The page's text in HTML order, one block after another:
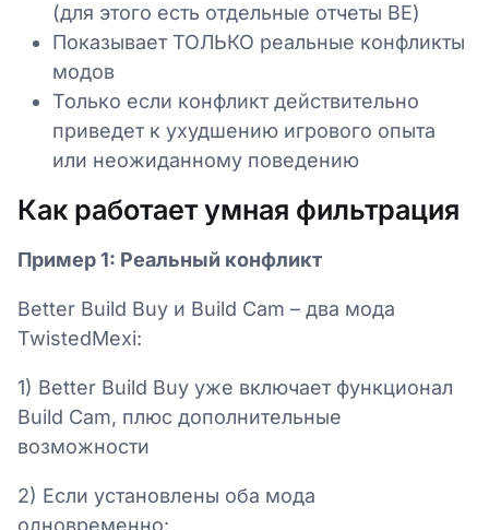
(для этого есть отдельные отчеты BE)
Показывает ТОЛЬКО реальные конфликты
модов
Только если конфликт действительно
приведет к ухудшению игрового опыта
или неожиданному поведению
Как работает умная фильтрация
Пример 1: Реальный конфликт
Better Build Buy и Build Cam – два мода
TwistedMexi:
1) Better Build Buy уже включает функционал
Build Cam, плюс дополнительные
возможности
2) Если установлены оба мода
одновременно: